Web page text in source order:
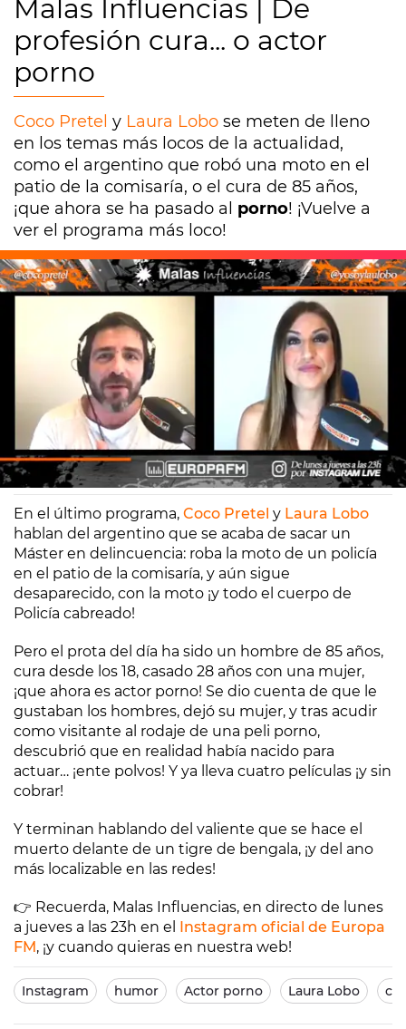
Malas Influencias | De
profesión cura... o actor
porno
Coco Pretel y Laura Lobo se meten de lleno
en los temas más locos de la actualidad,
como el argentino que robó una moto en el
patio de la comisaría, o el cura de 85 años,
¡que ahora se ha pasado al porno! ¡Vuelve a
ver el programa más loco!
Coco Pretel
Laura Lobo
Madrid 31/01/2020 17:35
En el último programa, Coco Pretel y Laura Lobo
hablan del argentino que se acaba de sacar un
Máster en delincuencia: roba la moto de un policía
en el patio de la comisaría, y aún sigue
desaparecido, con la moto ¡y todo el cuerpo de
Policía cabreado!
Pero el prota del día ha sido un hombre de 85 años,
cura desde los 18, casado 28 años con una mujer,
¡que ahora es actor porno! Se dio cuenta de que le
gustaban los hombres, dejó su mujer, y tras acudir
como visitante al rodaje de una peli porno,
descubrió que en realidad había nacido para
actuar… ¡ente polvos! Y ya lleva cuatro películas ¡y sin
cobrar!
Y terminan hablando del valiente que se hace el
muerto delante de un tigre de bengala, ¡y del ano
más localizable en las redes!
👉 Recuerda, Malas Influencias, en directo de lunes
a jueves a las 23h en el Instagram oficial de Europa
FM, ¡y cuando quieras en nuestra web!
Instagram humor Actor porno Laura Lobo